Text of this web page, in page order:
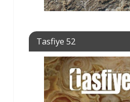
Tasfiye 52